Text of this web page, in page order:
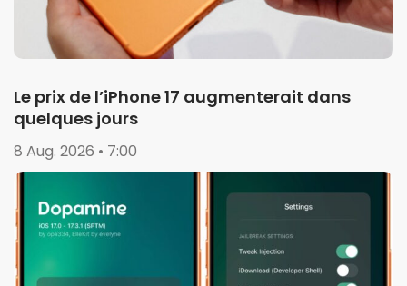
Le prix de l’iPhone 17 augmenterait dans
quelques jours
8 Aug. 2026 • 7:00